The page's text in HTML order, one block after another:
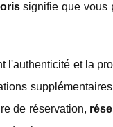
signifie que vous
l'authenticité et la
de réservation,